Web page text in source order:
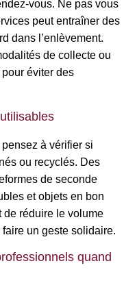
vous. Ne pas vous
peut entraîner des
dans l’enlèvement.
de collecte ou
éviter des
à vérifier si
ou recyclés. Des
de seconde
et objets en bon
de réduire le volume
un geste solidaire.
quand